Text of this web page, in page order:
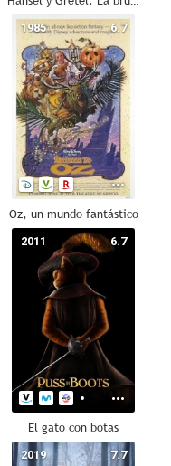
6.7
1985
Oz, un mundo fantástico
6.7
2011
El gato con botas
7.7
2019